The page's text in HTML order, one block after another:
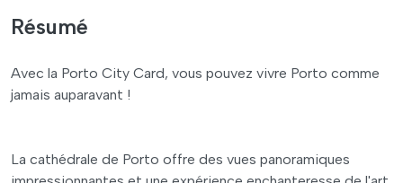
Résumé
Avec la Porto City Card, vous pouvez vivre Porto comme
jamais auparavant !
La cathédrale de Porto offre des vues panoramiques